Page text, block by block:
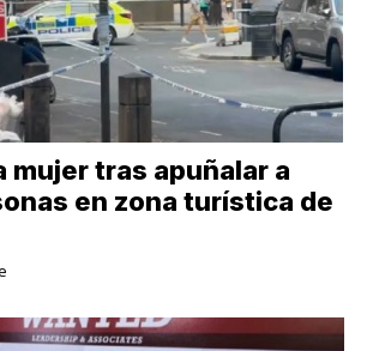
mujer tras apuñalar a
en zona turística de